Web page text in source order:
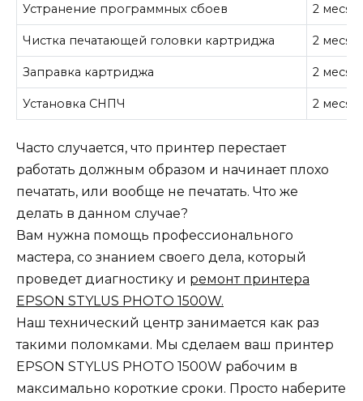
Устранение программных сбоев 2
Чистка печатающей головки картриджа 2
Заправка картриджа 2
Установка СНПЧ 2
Часто случается, что принтер перестает
работать должным образом и начинает плохо
печатать, или вообще не печатать. Что же
делать в данном случае?
Вам нужна помощь профессионального
мастера, со знанием своего дела, который
проведет диагностику и ремонт принтера
EPSON STYLUS PHOTO 1500W.
Наш технический центр занимается как раз
такими поломками. Мы сделаем ваш принтер
EPSON STYLUS PHOTO 1500W рабочим в
максимально короткие сроки. Просто наберите